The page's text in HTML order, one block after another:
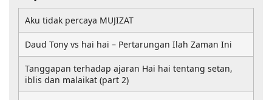
Aku tidak percaya MUJIZAT
Daud Tony vs hai hai – Pertarungan Ilah Zaman Ini
Tanggapan terhadap ajaran Hai hai tentang setan,
iblis dan malaikat (part 2)